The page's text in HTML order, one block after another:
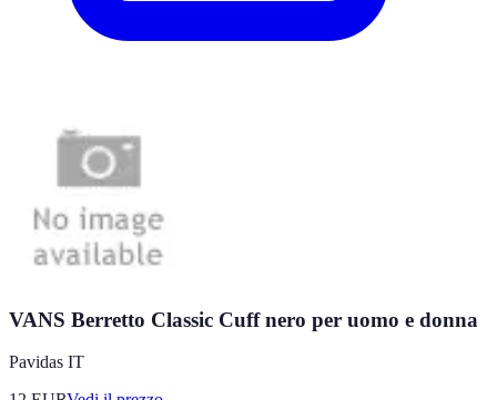
VANS Berretto Classic Cuff nero per uomo e donna
Pavidas IT